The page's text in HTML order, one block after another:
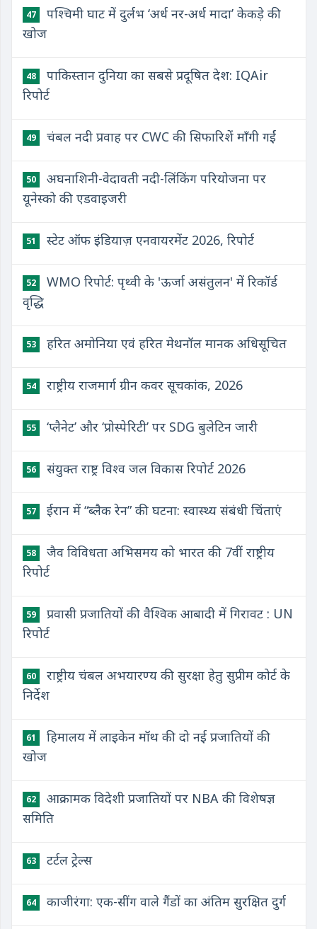
47
पश्चिमी घाट में दुर्लभ ‘अर्ध नर-अर्ध मादा’ केकड़े की
खोज
48
पाकिस्तान दुनिया का सबसे प्रदूषित देश: IQAir
रिपोर्ट
49 चंबल नदी प्रवाह पर CWC की सिफारिशें माँगी गईं
50
अघनाशिनी-वेदावती नदी-लिंकिंग परियोजना पर
यूनेस्को की एडवाइजरी
51 स्टेट ऑफ इंडियाज़ एनवायरमेंट 2026, रिपोर्ट
52
WMO रिपोर्ट: पृथ्वी के 'ऊर्जा असंतुलन' में रिकॉर्ड
वृद्धि
53 हरित अमोनिया एवं हरित मेथनॉल मानक अधिसूचित
54 राष्ट्रीय राजमार्ग ग्रीन कवर सूचकांक, 2026
55 ‘प्लैनेट’ और ‘प्रोस्पेरिटी’ पर SDG बुलेटिन जारी
56 संयुक्त राष्ट्र विश्व जल विकास रिपोर्ट 2026
57 ईरान में “ब्लैक रेन” की घटना: स्वास्थ्य संबंधी चिंताएं
58
जैव विविधता अभिसमय को भारत की 7वीं राष्ट्रीय
रिपोर्ट
59
प्रवासी प्रजातियों की वैश्विक आबादी में गिरावट : UN
रिपोर्ट
60
राष्ट्रीय चंबल अभयारण्य की सुरक्षा हेतु सुप्रीम कोर्ट के
निर्देश
61
हिमालय में लाइकेन मॉथ की दो नई प्रजातियों की
खोज
62
आक्रामक विदेशी प्रजातियों पर NBA की विशेषज्ञ
समिति
63 टर्टल ट्रेल्स
64 काजीरंगा: एक-सींग वाले गैंडों का अंतिम सुरक्षित दुर्ग